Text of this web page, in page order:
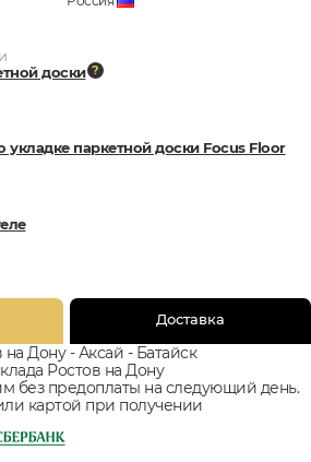
доски
укладке паркетной доски Focus Floor
Доставка
Дону - Аксай - Батайск
Ростов на Дону
без предоплаты на следующий день.
картой при получении